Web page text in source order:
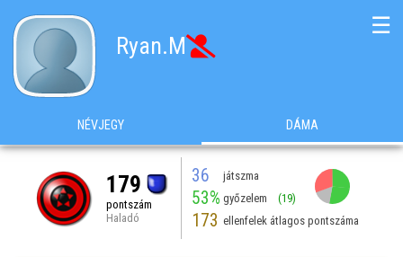
Ryan.M
☰
NÉVJEGY DÁMA
179
pontszám
Haladó
36 játszma
53% győzelem (19)
173 ellenfelek átlagos pontszáma